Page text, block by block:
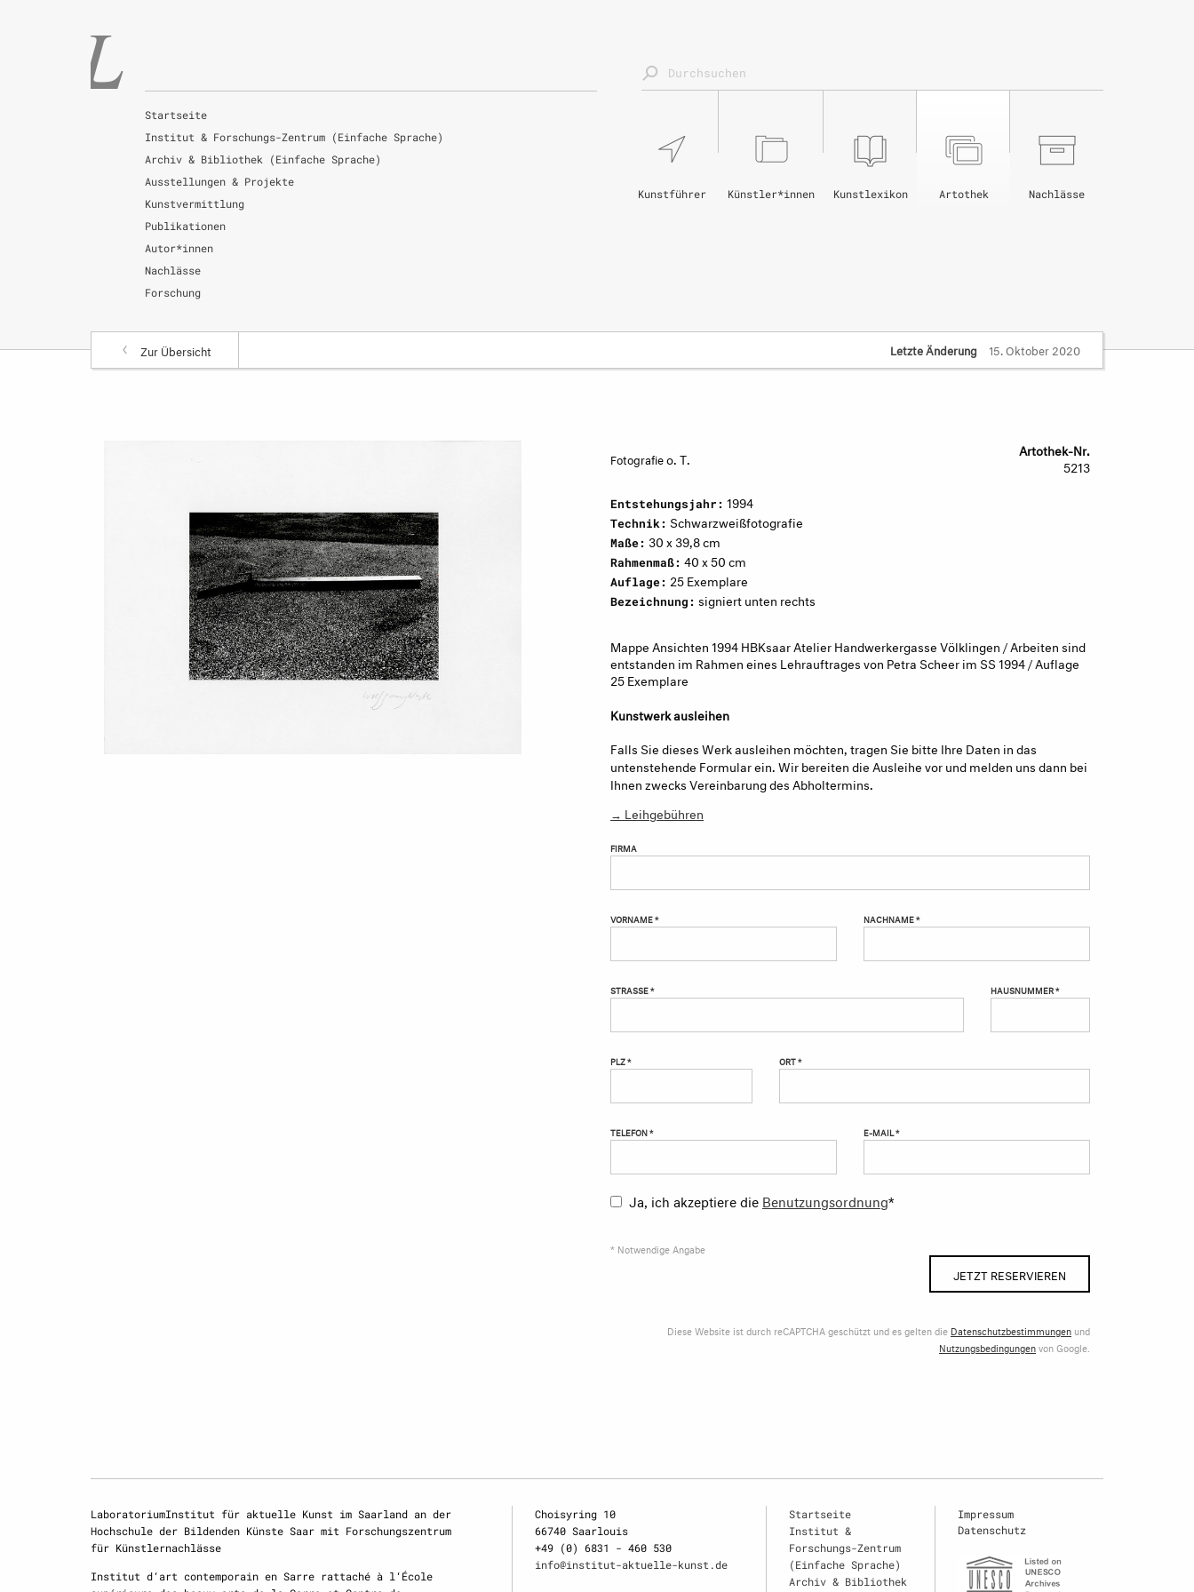
Startseite
Institut & Forschungs-Zentrum (Einfache Sprache)
Archiv & Bibliothek (Einfache Sprache)
Ausstellungen & Projekte
Kunstvermittlung
Publikationen
Autor*innen
Nachlässe
Forschung
Nachlässe
Artothek
Kunstlexikon
Künstler*innen
Kunstführer
Zur Übersicht Letzte Änderung 15. Oktober 2020
Fotografieo. T.
Artothek-Nr.
5213
Entstehungsjahr: 1994
Technik: Schwarzweißfotografie
Maße: 30 x 39,8 cm
Rahmenmaß: 40 x 50 cm
Auflage: 25 Exemplare
Bezeichnung: signiert unten rechts
Mappe Ansichten 1994 HBKsaar Atelier Handwerkergasse Völklingen / Arbeiten sind
entstanden im Rahmen eines Lehrauftrages von Petra Scheer im SS 1994 / Auflage
25 Exemplare
Kunstwerk ausleihen
Falls Sie dieses Werk ausleihen möchten, tragen Sie bitte Ihre Daten in das
untenstehende Formular ein. Wir bereiten die Ausleihe vor und melden uns dann bei
Ihnen zwecks Vereinbarung des Abholtermins.
→ Leihgebühren
FIRMA
VORNAME * NACHNAME *
STRASSE * HAUSNUMMER *
PLZ * ORT *
TELEFON * E-MAIL *
Ja, ich akzeptiere die Benutzungsordnung*
* Notwendige Angabe
JETZT RESERVIEREN
Diese Website ist durch reCAPTCHA geschützt und es gelten die Datenschutzbestimmungen und
Nutzungsbedingungenvon Google.
LaboratoriumInstitut für aktuelle Kunst im Saarland an der
Hochschule der Bildenden Künste Saar mit Forschungszentrum
für Künstlernachlässe
Institut d‘art contemporain en Sarre rattaché à l‘École
Choisyring 10
66740 Saarlouis
+49 (0) 6831 - 460 530
info@institut-aktuelle-kunst.de
Startseite
Institut &
Forschungs-Zentrum
(Einfache Sprache)
Archiv & Bibliothek
Impressum
Datenschutz